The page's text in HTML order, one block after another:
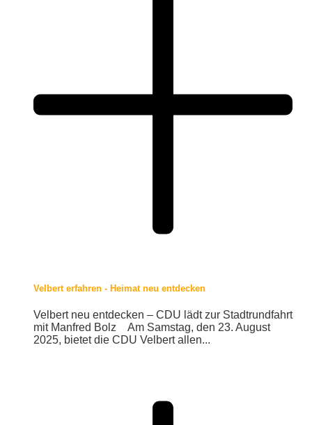
Velbert erfahren - Heimat neu entdecken
Velbert neu entdecken – CDU lädt zur Stadtrundfahrt
mit Manfred Bolz Am Samstag, den 23. August
2025, bietet die CDU Velbert allen...